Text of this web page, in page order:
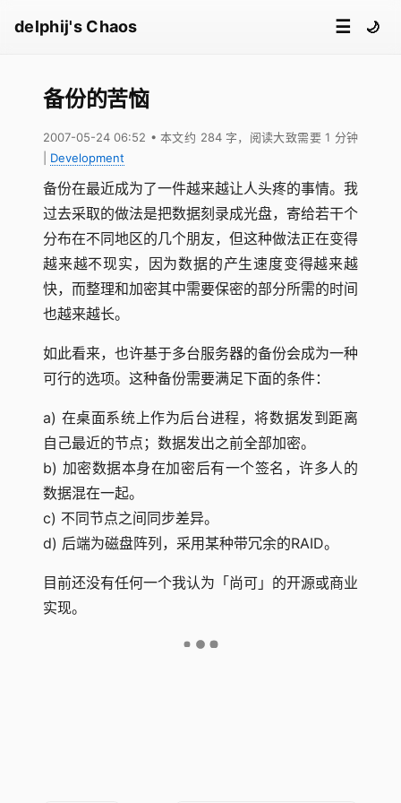
delphij's Chaos ☰ 🌙
备份的苦恼
2007-05-24 06:52 • 本文约 284 字，阅读大致需要 1 分钟
Development
备份在最近成为了一件越来越让人头疼的事情。我
过去采取的做法是把数据刻录成光盘，寄给若干个
分布在不同地区的几个朋友，但这种做法正在变得
越来越不现实，因为数据的产生速度变得越来越
快，而整理和加密其中需要保密的部分所需的时间
也越来越长。
如此看来，也许基于多台服务器的备份会成为一种
可行的选项。这种备份需要满足下面的条件：
a) 在桌面系统上作为后台进程，将数据发到距离
自己最近的节点；数据发出之前全部加密。
b) 加密数据本身在加密后有一个签名，许多人的
数据混在一起。
c) 不同节点之间同步差异。
d) 后端为磁盘阵列，采用某种带冗余的RAID。
目前还没有任何一个我认为「尚可」的开源或商业
实现。